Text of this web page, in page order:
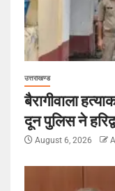
उत्तराखण्ड
बैरागीवाला
दून पुलिस ने
August 6, 2026